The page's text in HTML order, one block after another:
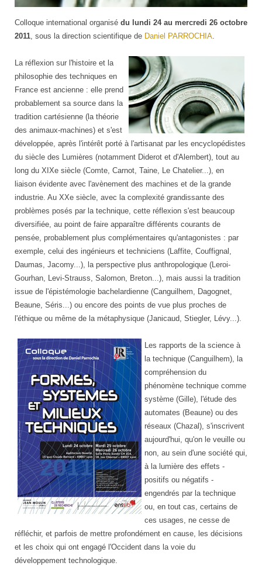
Colloque international organisé du lundi 24 au mercredi 26 octobre
2011, sous la direction scientifique de Daniel PARROCHIA.
La réflexion sur l'histoire et la
philosophie des techniques en
France est ancienne : elle prend
probablement sa source dans la
tradition cartésienne (la théorie
des animaux-machines) et s'est
développée, après l'intérêt porté à l'artisanat par les encyclopédistes
du siècle des Lumières (notamment Diderot et d'Alembert), tout au
long du XIXe siècle (Comte, Carnot, Taine, Le Chatelier...), en
liaison évidente avec l'avènement des machines et de la grande
industrie. Au XXe siècle, avec la complexité grandissante des
problèmes posés par la technique, cette réflexion s'est beaucoup
diversifiée, au point de faire apparaître différents courants de
pensée, probablement plus complémentaires qu'antagonistes : par
exemple, celui des ingénieurs et techniciens (Laffite, Couffignal,
Daumas, Jacomy...), la perspective plus anthropologique (Leroi-
Gourhan, Levi-Strauss, Salomon, Breton...), mais aussi la tradition
issue de l'épistémologie bachelardienne (Canguilhem, Dagognet,
Beaune, Séris...) ou encore des points de vue plus proches de
l'éthique ou même de la métaphysique (Janicaud, Stiegler, Lévy...).
Les rapports de la science à
la technique (Canguilhem), la
compréhension du
phénomène technique comme
système (Gille), l'étude des
automates (Beaune) ou des
réseaux (Chazal), s'inscrivent
aujourd'hui, qu'on le veuille ou
non, au sein d'une société qui,
à la lumière des effets -
positifs ou négatifs -
engendrés par la technique
ou, en tout cas, certains de
ces usages, ne cesse de
réfléchir, et parfois de mettre profondément en cause, les décisions
et les choix qui ont engagé l'Occident dans la voie du
développement technologique.